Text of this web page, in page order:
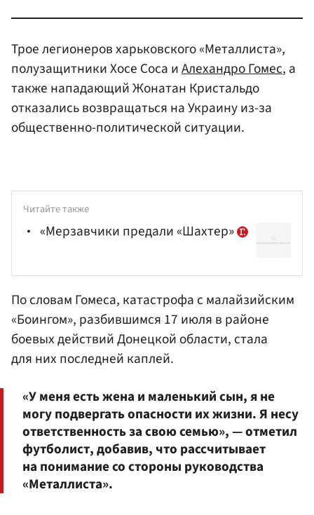
Трое легионеров харьковского «Металлиста»,
полузащитники Хосе Соса иАлехандро Гомес, а
также нападающий Жонатан Кристальдо
отказались возвращаться на Украину из-за
общественно-политической ситуации.
Читайте также
«Мерзавчики предали «Шахтер»
По словам Гомеса, катастрофа с малайзийским
«Боингом», разбившимся 17 июля в районе
боевых действий Донецкой области, стала
для них последней каплей.
«У меня есть жена и маленький сын, я не
могу подвергать опасности их жизни. Я несу
ответственность за свою семью», — отметил
футболист, добавив, что рассчитывает
на понимание со стороны руководства
«Металлиста».